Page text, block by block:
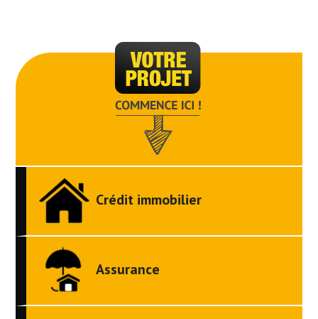
Crédit immobilier
Assurance